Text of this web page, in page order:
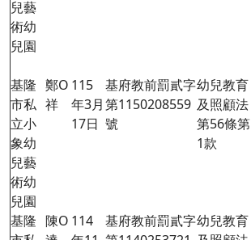
兒藝
術幼
兒園
基隆
市私
立小
象幼
兒藝
術幼
兒園
鄭O
祥
115
年3月
17日
基府教前罰貳字
第1150208559
號
幼兒教育
及照顧法
第56條第
1款
基隆 陳O 114
基府教前罰貳字幼兒教育